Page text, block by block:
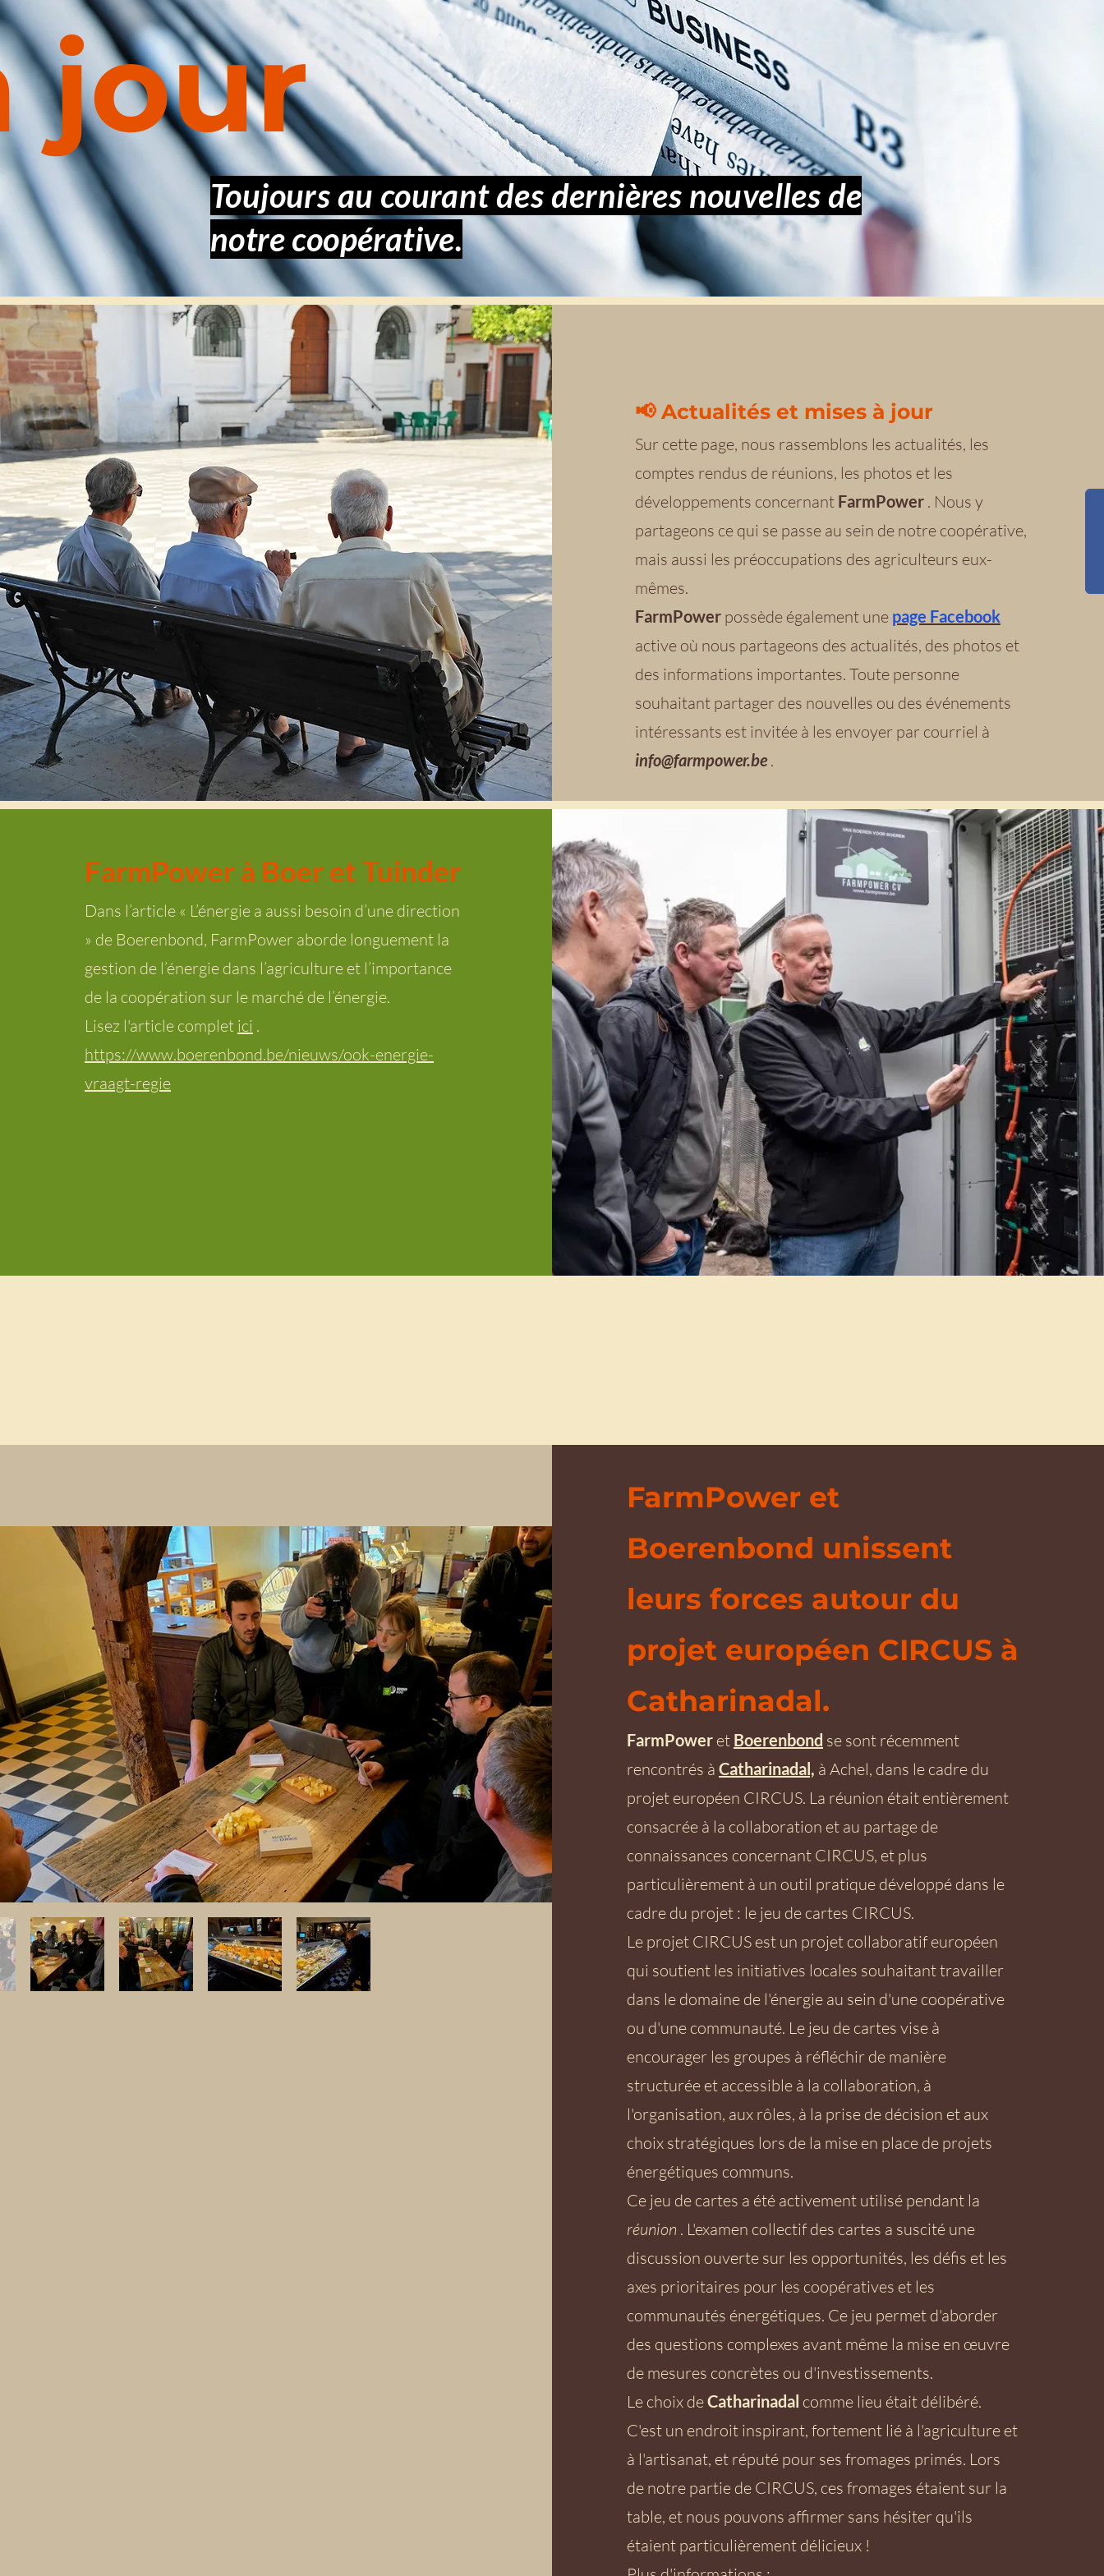
jour
Toujours au courant des dernières nouvelles de
notre coopérative.
📢 Actualités et mises à jour
Sur cette page, nous rassemblons les actualités, les
comptes rendus de réunions, les photos et les
développements concernant FarmPower . Nous y
partageons ce qui se passe au sein de notre coopérative,
mais aussi les préoccupations des agriculteurs eux-
mêmes.
FarmPower possède également une page Facebook
active où nous partageons des actualités, des photos et
des informations importantes. Toute personne
souhaitant partager des nouvelles ou des événements
intéressants est invitée à les envoyer par courriel à
info@farmpower.be .
FarmPower à Boer et Tuinder
Dans l’article « L’énergie a aussi besoin d’une direction
» de Boerenbond, FarmPower aborde longuement la
gestion de l’énergie dans l’agriculture et l’importance
de la coopération sur le marché de l’énergie.
Lisez l'article complet ici .
https://www.boerenbond.be/nieuws/ook-energie-
vraagt-regie
FarmPower et
Boerenbond unissent
leurs forces autour du
projet européen CIRCUS à
Catharinadal.
FarmPower et Boerenbond se sont récemment
rencontrés à Catharinadal, à Achel, dans le cadre du
projet européen CIRCUS. La réunion était entièrement
consacrée à la collaboration et au partage de
connaissances concernant CIRCUS, et plus
particulièrement à un outil pratique développé dans le
cadre du projet : le jeu de cartes CIRCUS.
Le projet CIRCUS est un projet collaboratif européen
qui soutient les initiatives locales souhaitant travailler
dans le domaine de l'énergie au sein d'une coopérative
ou d'une communauté. Le jeu de cartes vise à
encourager les groupes à réfléchir de manière
structurée et accessible à la collaboration, à
l'organisation, aux rôles, à la prise de décision et aux
choix stratégiques lors de la mise en place de projets
énergétiques communs.
Ce jeu de cartes a été activement utilisé pendant la
réunion . L'examen collectif des cartes a suscité une
discussion ouverte sur les opportunités, les défis et les
axes prioritaires pour les coopératives et les
communautés énergétiques. Ce jeu permet d'aborder
des questions complexes avant même la mise en œuvre
de mesures concrètes ou d'investissements.
Le choix deCatharinadal comme lieu était délibéré.
C'est un endroit inspirant, fortement lié à l'agriculture et
à l'artisanat, et réputé pour ses fromages primés. Lors
de notre partie de CIRCUS, ces fromages étaient sur la
table, et nous pouvons affirmer sans hésiter qu'ils
étaient particulièrement délicieux !